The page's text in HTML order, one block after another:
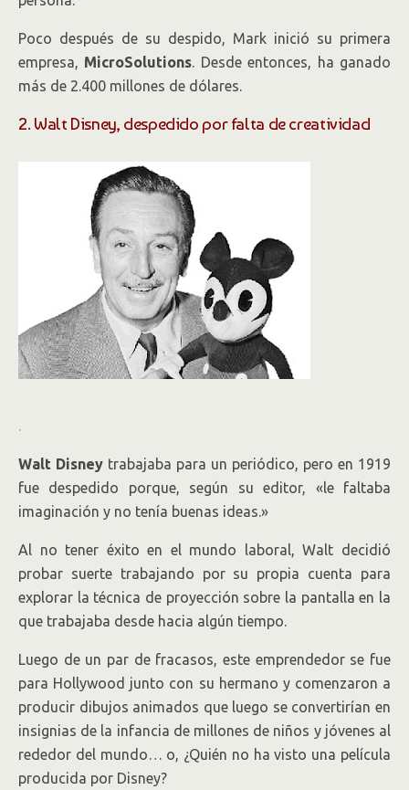
Poco después de su despido, Mark inició su primera
empresa, MicroSolutions. Desde entonces, ha ganado
más de 2.400 millones de dólares.
2. Walt Disney, despedido por falta de creatividad
.
Walt Disney trabajaba para un periódico, pero en 1919
fue despedido porque, según su editor, «le faltaba
imaginación y no tenía buenas ideas.»
Al no tener éxito en el mundo laboral, Walt decidió
probar suerte trabajando por su propia cuenta para
explorar la técnica de proyección sobre la pantalla en la
que trabajaba desde hacia algún tiempo.
Luego de un par de fracasos, este emprendedor se fue
para Hollywood junto con su hermano y comenzaron a
producir dibujos animados que luego se convertirían en
insignias de la infancia de millones de niños y jóvenes al
rededor del mundo… o, ¿Quién no ha visto una película
producida por Disney?